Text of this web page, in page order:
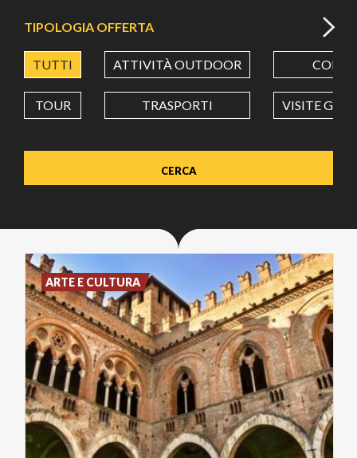
TIPOLOGIA OFFERTA
TUTTI ATTIVITÀ OUTDOOR CORSI
TOUR TRASPORTI VISITE
ARTE E CULTURA